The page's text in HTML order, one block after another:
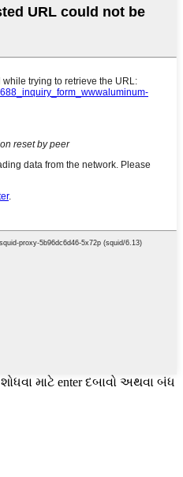
શોધવા માટે enter દબાવો અથવા બંધ